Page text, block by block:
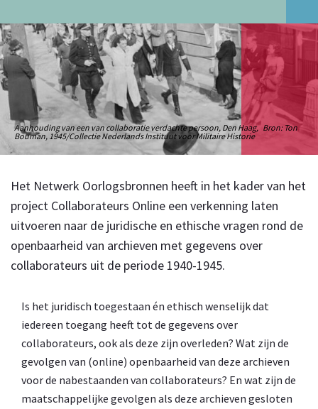
Aanhouding van een van collaboratie verdachte persoon, Den Haag, Bron: Ton
Bouman, 1945/Collectie Nederlands Instituut voor Militaire Historie
Het Netwerk Oorlogsbronnen heeft in het kader van het
project Collaborateurs Online een verkenning laten
uitvoeren naar de juridische en ethische vragen rond de
openbaarheid van archieven met gegevens over
collaborateurs uit de periode 1940-1945.
Is het juridisch toegestaan én ethisch wenselijk dat
iedereen toegang heeft tot de gegevens over
collaborateurs, ook als deze zijn overleden? Wat zijn de
gevolgen van (online) openbaarheid van deze archieven
voor de nabestaanden van collaborateurs? En wat zijn de
maatschappelijke gevolgen als deze archieven gesloten